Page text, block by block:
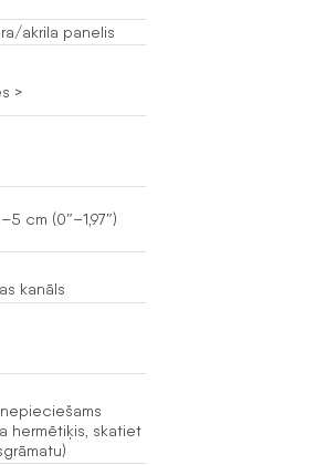
akrila panelis
>
cm (0″–1,97″)
kanāls
hermētiķis, skatiet